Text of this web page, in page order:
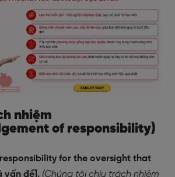
nhiệm
of responsibility)
for the oversight that
vấn đề]. (Chúng tôi chịu trách nhiệm